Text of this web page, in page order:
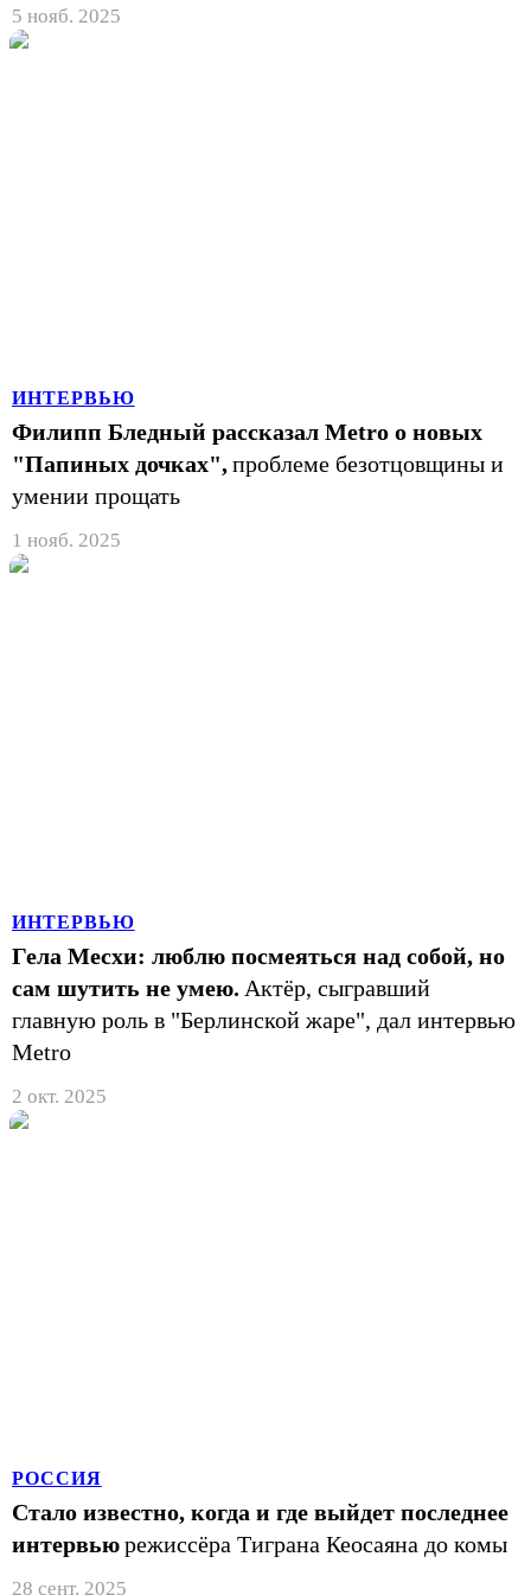
5 нояб. 2025
ИНТЕРВЬЮ
Филипп Бледный рассказал Metro о новых
"Папиных дочках",проблеме безотцовщины и
умении прощать
1 нояб. 2025
ИНТЕРВЬЮ
Гела Месхи: люблю посмеяться над собой, но
сам шутить не умею. Актёр, сыгравший
главную роль в "Берлинской жаре", дал интервью
Metro
2 окт. 2025
РОССИЯ
Стало известно, когда и где выйдет последнее
интервьюрежиссёра Тиграна Кеосаяна до комы
28 сент. 2025